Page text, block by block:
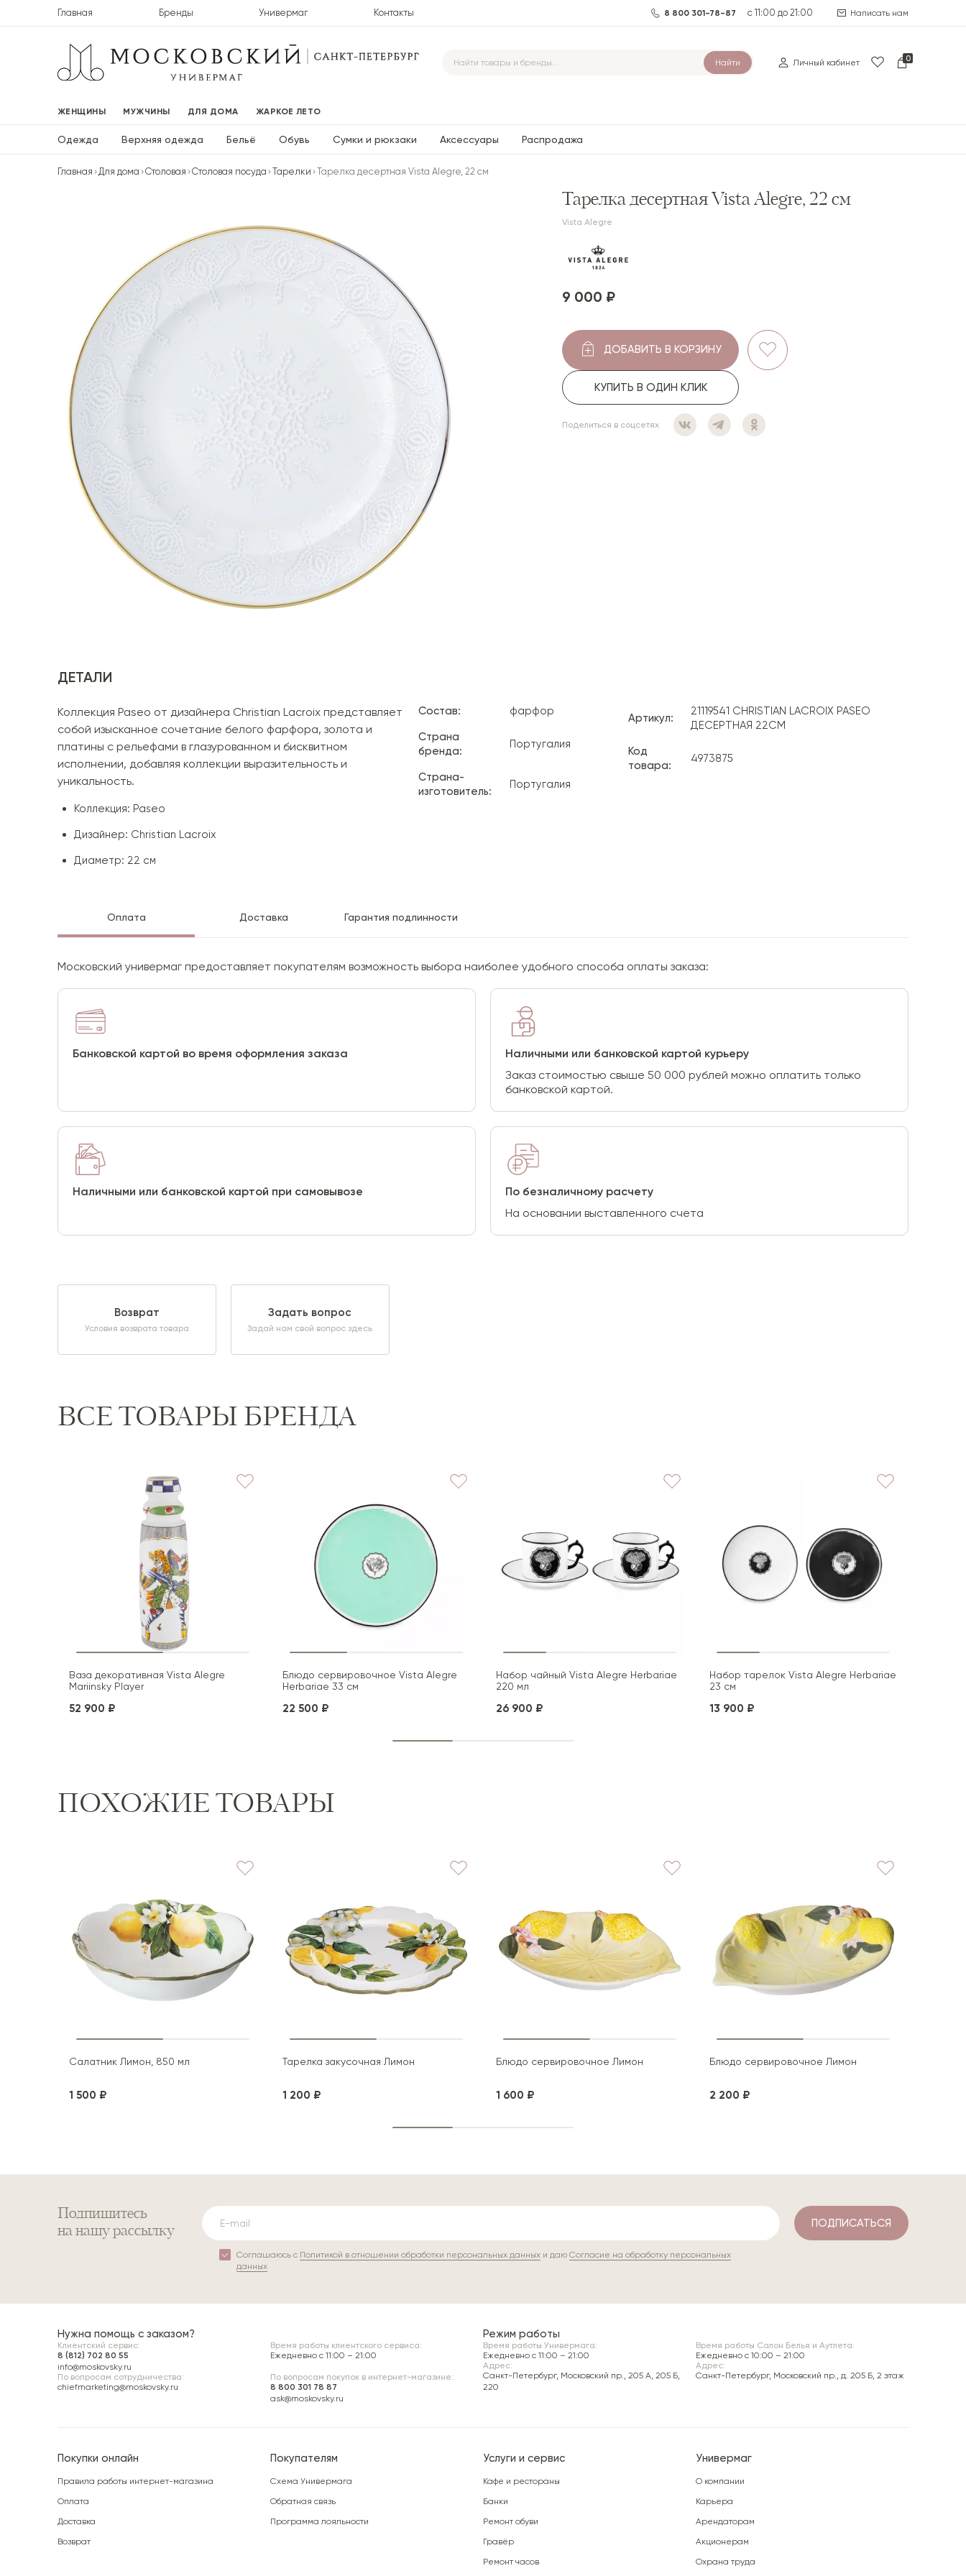
Главная Бренды Универмаг Контакты 8 800 301-78-87 с 11:00 до 21:00 Написать нам
Найти Личный кабинет 0
ЖЕНЩИНЫ МУЖЧИНЫ ДЛЯ ДОМА ЖАРКОЕ ЛЕТО
Одежда Верхняя одежда Бельё Обувь Сумки и рюкзаки Аксессуары Распродажа
Главная Для дома Столовая Столовая посуда Тарелки Тарелка десертная Vista Alegre, 22 см
Тарелка десертная Vista Alegre, 22 см
Vista Alegre
9 000 ₽
ДОБАВИТЬ В КОРЗИНУ
КУПИТЬ В ОДИН КЛИК
Поделиться в соцсетях
ДЕТАЛИ
Коллекция Paseo от дизайнера Christian Lacroix представляет
собой изысканное сочетание белого фарфора, золота и
платины с рельефами в глазурованном и бисквитном
исполнении, добавляя коллекции выразительность и
уникальность.
Коллекция: Paseo
Дизайнер: Christian Lacroix
Диаметр: 22 см
Состав:
фарфор
Страна
бренда:
Португалия
Страна-
изготовитель:
Португалия
Артикул:
21119541 CHRISTIAN LACROIX PASEO
ДЕСЕРТНАЯ 22СМ
Код
товара:
4973875
Оплата Доставка Гарантия подлинности
Московский универмаг предоставляет покупателям возможность выбора наиболее удобного способа оплаты заказа:
Банковской картой во время оформления заказа
Наличными или банковской картой курьеру
Заказ стоимостью свыше 50 000 рублей можно оплатить только
банковской картой.
Наличными или банковской картой при самовывозе
По безналичному расчету
На основании выставленного счета
Возврат
Условия возврата товара
Задать вопрос
Задай нам свой вопрос здесь
ВСЕ ТОВАРЫ БРЕНДА
Ваза декоративная Vista Alegre
Mariinsky Player
52 900 ₽
Блюдо сервировочное Vista Alegre
Herbariae 33 см
22 500 ₽
Набор чайный Vista Alegre Herbariae
220 мл
26 900 ₽
Набор тарелок Vista Alegre Herbariae
23 см
13 900 ₽
ПОХОЖИЕ ТОВАРЫ
Салатник Лимон, 850 мл
1 500 ₽
Тарелка закусочная Лимон
1 200 ₽
Блюдо сервировочное Лимон
1 600 ₽
Блюдо сервировочное Лимон
2 200 ₽
Подпишитесь
на нашу рассылку
Соглашаюсь с Политикой в отношении обработки персональных данныхи даю Согласие на обработку персональных
данных
ПОДПИСАТЬСЯ
Нужна помощь с заказом?
Клиентский сервис:
8 (812) 702 80 55
info@moskovsky.ru
Время работы клиентского сервиса:
Ежедневно с 11:00 – 21:00
По вопросам сотрудничества:
chiefmarketing@moskovsky.ru
По вопросам покупок в интернет-магазине:
8 800 301 78 87
ask@moskovsky.ru
Режим работы
Время работы Универмага:
Ежедневно c 11:00 – 21:00
Адрес:
Санкт-Петербург, Московский пр., 205 А, 205 Б,
220
Время работы Салон Белья и Аутлета:
Ежедневно c 10:00 – 21:00
Адрес:
Санкт-Петербург, Московский пр., д. 205 Б, 2 этаж
Покупки онлайн
Правила работы интернет-магазина
Оплата
Доставка
Возврат
Покупателям
Схема Универмага
Обратная связь
Программа лояльности
Услуги и сервис
Кафе и рестораны
Банки
Ремонт обуви
Гравёр
Ремонт часов
Универмаг
О компании
Карьера
Арендаторам
Акционерам
Охрана труда